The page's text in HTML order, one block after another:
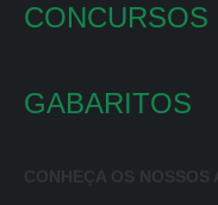
GABARITOS
CONHEÇA OS NOSSOS